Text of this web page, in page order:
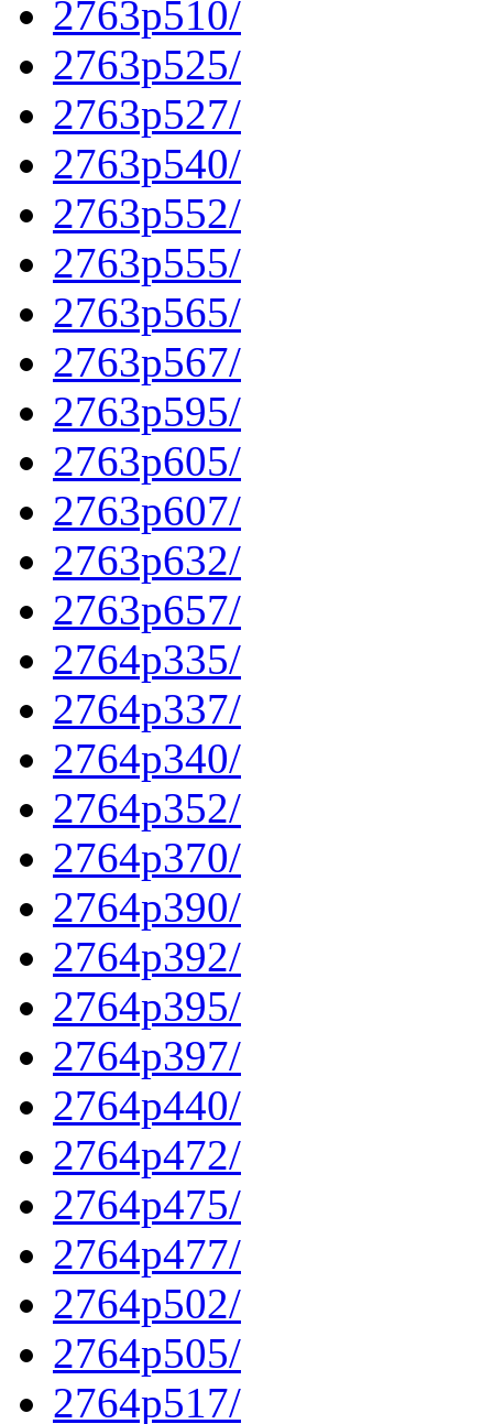
2763p510/
2763p525/
2763p527/
2763p540/
2763p552/
2763p555/
2763p565/
2763p567/
2763p595/
2763p605/
2763p607/
2763p632/
2763p657/
2764p335/
2764p337/
2764p340/
2764p352/
2764p370/
2764p390/
2764p392/
2764p395/
2764p397/
2764p440/
2764p472/
2764p475/
2764p477/
2764p502/
2764p505/
2764p517/